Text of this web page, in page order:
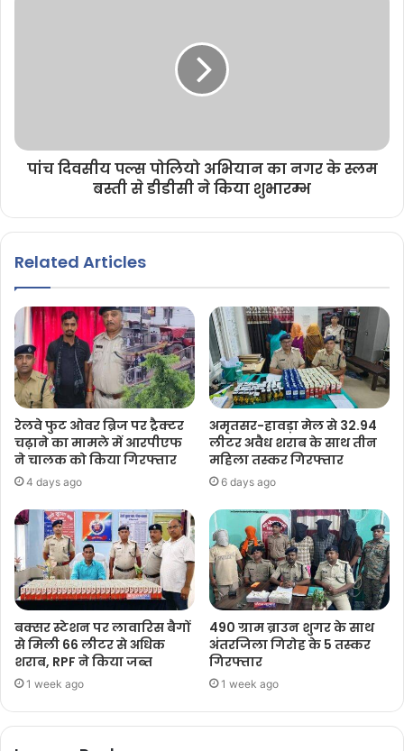
पांच दिवसीय पल्स पोलियो अभियान का नगर के स्लम
बस्ती से डीडीसी ने किया शुभारम्भ
Related Articles
रेलवे फुट ओवर ब्रिज पर ट्रैक्टर
चढ़ाने का मामले में आरपीएफ
ने चालक को किया गिरफ्तार
4 days ago
अमृतसर-हावड़ा मेल से 32.94
लीटर अवैध शराब के साथ तीन
महिला तस्कर गिरफ्तार
6 days ago
बक्सर स्टेशन पर लावारिस बैगों
से मिली 66 लीटर से अधिक
शराब, RPF ने किया जब्त
1 week ago
490 ग्राम ब्राउन शुगर के साथ
अंतरजिला गिरोह के 5 तस्कर
गिरफ्तार
1 week ago